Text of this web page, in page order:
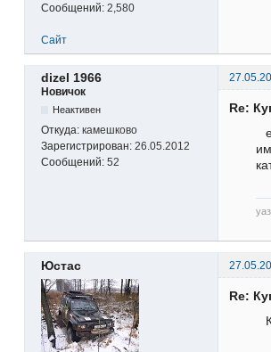
Сообщений: 2,580
Сайт
dizel 1966
Новичок
Неактивен
Откуда: камешково
Зарегистрирован: 26.05.2012
Сообщений: 52
Re:
Юстас
Re: